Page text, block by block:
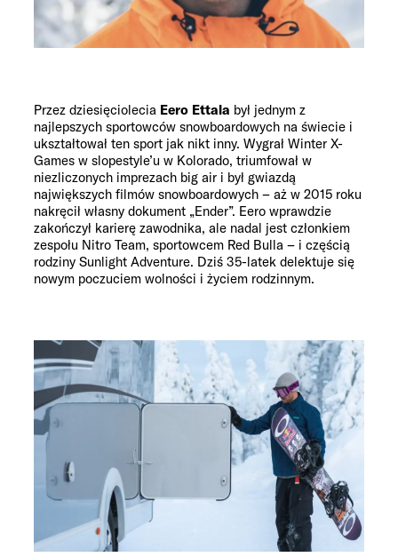
Przez dziesięciolecia Eero Ettala był jednym z
najlepszych sportowców snowboardowych na świecie i
ukształtował ten sport jak nikt inny. Wygrał Winter X-
Games w slopestyle’u w Kolorado, triumfował w
niezliczonych imprezach big air i był gwiazdą
największych filmów snowboardowych – aż w 2015 roku
nakręcił własny dokument „Ender”. Eero wprawdzie
zakończył karierę zawodnika, ale nadal jest członkiem
zespołu Nitro Team, sportowcem Red Bulla – i częścią
rodziny Sunlight Adventure. Dziś 35-latek delektuje się
nowym poczuciem wolności i życiem rodzinnym.